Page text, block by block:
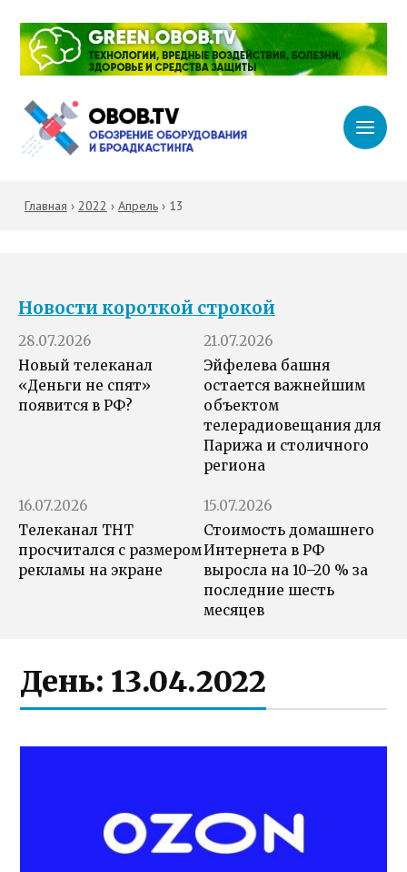
Главная › 2022 › Апрель› 13
Новости короткой строкой
28.07.2026
Новый телеканал
«Деньги не спят»
появится в РФ?
21.07.2026
Эйфелева башня
остается важнейшим
объектом
телерадиовещания для
Парижа и столичного
региона
16.07.2026
Телеканал ТНТ
просчитался с размером
рекламы на экране
15.07.2026
Стоимость домашнего
Интернета в РФ
выросла на 10–20 % за
последние шесть
месяцев
День: 13.04.2022